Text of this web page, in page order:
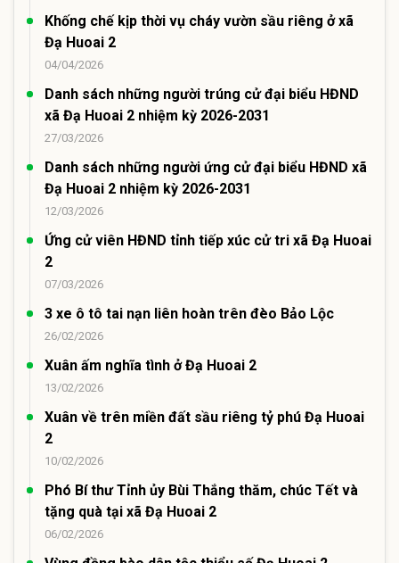
Khống chế kịp thời vụ cháy vườn sầu riêng ở xã
Đạ Huoai 2
04/04/2026
Danh sách những người trúng cử đại biểu HĐND
xã Đạ Huoai 2 nhiệm kỳ 2026-2031
27/03/2026
Danh sách những người ứng cử đại biểu HĐND xã
Đạ Huoai 2 nhiệm kỳ 2026-2031
12/03/2026
Ứng cử viên HĐND tỉnh tiếp xúc cử tri xã Đạ Huoai
2
07/03/2026
3 xe ô tô tai nạn liên hoàn trên đèo Bảo Lộc
26/02/2026
Xuân ấm nghĩa tình ở Đạ Huoai 2
13/02/2026
Xuân về trên miền đất sầu riêng tỷ phú Đạ Huoai
2
10/02/2026
Phó Bí thư Tỉnh ủy Bùi Thắng thăm, chúc Tết và
tặng quà tại xã Đạ Huoai 2
06/02/2026